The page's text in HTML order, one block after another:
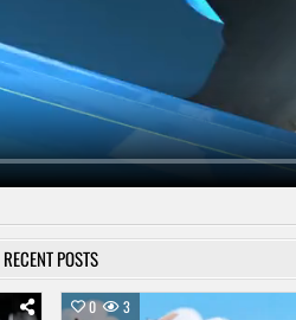
RECENT POSTS
0 3